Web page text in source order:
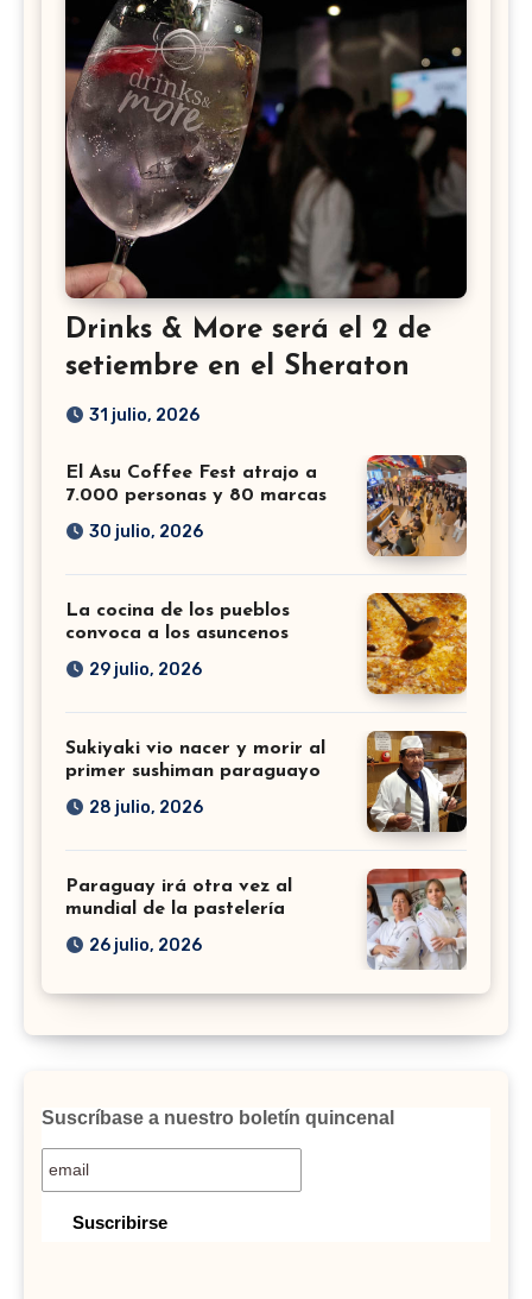
Drinks & More será el 2 de
setiembre en el Sheraton
31 julio, 2026
El Asu Coffee Fest atrajo a
7.000 personas y 80 marcas
30 julio, 2026
La cocina de los pueblos
convoca a los asuncenos
29 julio, 2026
Sukiyaki vio nacer y morir al
primer sushiman paraguayo
28 julio, 2026
Paraguay irá otra vez al
mundial de la pastelería
26 julio, 2026
Suscríbase a nuestro boletín quincenal